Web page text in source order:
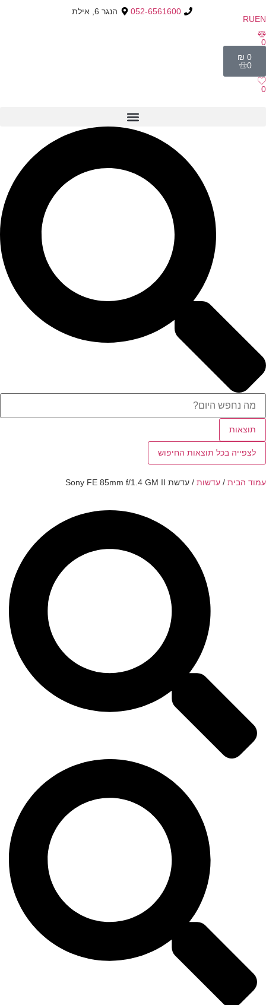
052-6561600
הנגר 6, אילת
EN
RU
0
₪ 0
0
0
תוצאות
לצפייה בכל תוצאות החיפוש
עמוד הבית / עדשות / עדשת Sony FE 85mm f/1.4 GM II